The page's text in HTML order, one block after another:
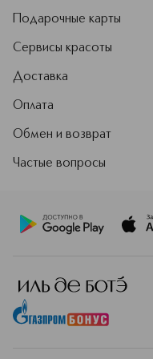
Подарочные карты
Сервисы красоты
Доставка
Оплата
Обмен и возврат
Частые вопросы